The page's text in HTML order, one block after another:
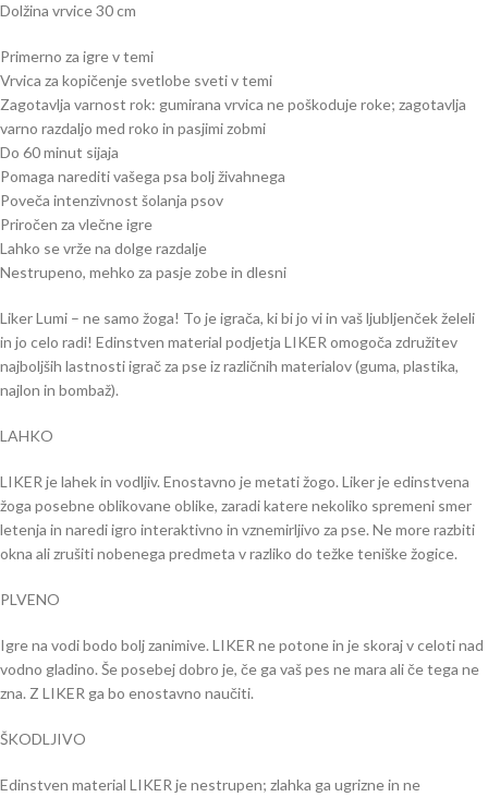
Dolžina vrvice 30 cm
Primerno za igre v temi
Vrvica za kopičenje svetlobe sveti v temi
Zagotavlja varnost rok: gumirana vrvica ne poškoduje roke; zagotavlja
varno razdaljo med roko in pasjimi zobmi
Do 60 minut sijaja
Pomaga narediti vašega psa bolj živahnega
Poveča intenzivnost šolanja psov
Priročen za vlečne igre
Lahko se vrže na dolge razdalje
Nestrupeno, mehko za pasje zobe in dlesni
Liker Lumi – ne samo žoga! To je igrača, ki bi jo vi in ​​vaš ljubljenček želeli
in jo celo radi! Edinstven material podjetja LIKER omogoča združitev
najboljših lastnosti igrač za pse iz različnih materialov (guma, plastika,
najlon in bombaž).
LAHKO
LIKER je lahek in vodljiv. Enostavno je metati žogo. Liker je edinstvena
žoga posebne oblikovane oblike, zaradi katere nekoliko spremeni smer
letenja in naredi igro interaktivno in vznemirljivo za pse. Ne more razbiti
okna ali zrušiti nobenega predmeta v razliko do težke teniške žogice.
PLVENO
Igre na vodi bodo bolj zanimive. LIKER ne potone in je skoraj v celoti nad
vodno gladino. Še posebej dobro je, če ga vaš pes ne mara ali če tega ne
zna. Z LIKER ga bo enostavno naučiti.
ŠKODLJIVO
Edinstven material LIKER je nestrupen; zlahka ga ugrizne in ne